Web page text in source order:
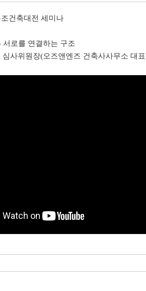
건축대전 세미나
서로를 연결하는 구조
사위원장(오즈앤엔즈 건축사사무소 대